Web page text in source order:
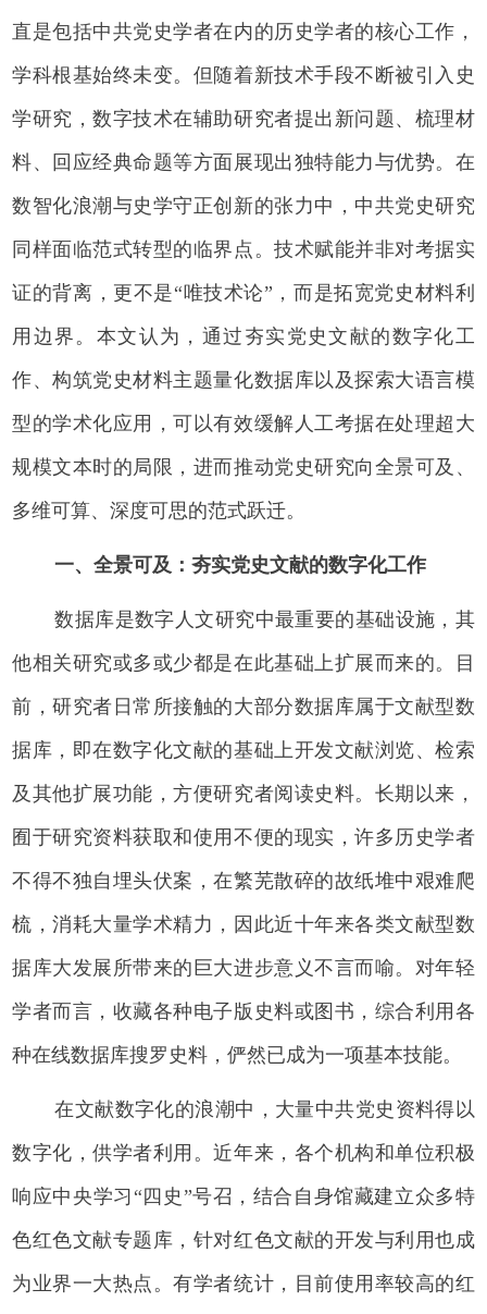
直是包括中共党史学者在内的历史学者的核心工作，
学科根基始终未变。但随着新技术手段不断被引入史
学研究，数字技术在辅助研究者提出新问题、梳理材
料、回应经典命题等方面展现出独特能力与优势。在
数智化浪潮与史学守正创新的张力中，中共党史研究
同样面临范式转型的临界点。技术赋能并非对考据实
证的背离，更不是“唯技术论”，而是拓宽党史材料利
用边界。本文认为，通过夯实党史文献的数字化工
作、构筑党史材料主题量化数据库以及探索大语言模
型的学术化应用，可以有效缓解人工考据在处理超大
规模文本时的局限，进而推动党史研究向全景可及、
多维可算、深度可思的范式跃迁。
一、全景可及：夯实党史文献的数字化工作
数据库是数字人文研究中最重要的基础设施，其
他相关研究或多或少都是在此基础上扩展而来的。目
前，研究者日常所接触的大部分数据库属于文献型数
据库，即在数字化文献的基础上开发文献浏览、检索
及其他扩展功能，方便研究者阅读史料。长期以来，
囿于研究资料获取和使用不便的现实，许多历史学者
不得不独自埋头伏案，在繁芜散碎的故纸堆中艰难爬
梳，消耗大量学术精力，因此近十年来各类文献型数
据库大发展所带来的巨大进步意义不言而喻。对年轻
学者而言，收藏各种电子版史料或图书，综合利用各
种在线数据库搜罗史料，俨然已成为一项基本技能。
在文献数字化的浪潮中，大量中共党史资料得以
数字化，供学者利用。近年来，各个机构和单位积极
响应中央学习“四史”号召，结合自身馆藏建立众多特
色红色文献专题库，针对红色文献的开发与利用也成
为业界一大热点。有学者统计，目前使用率较高的红